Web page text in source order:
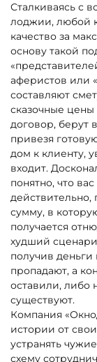
Сталкиваясь с
лоджии, любой
качество за
основу такой
аферистов или
составляют
сказочные
договор, берут
привезя
дом к клиенту,
входит.
понятно, что
действительно,
сумму, в
получается
худший
получив деньги
пропадают, а
оставили, либо
существуют.
Компания
истории от
устранять
схему